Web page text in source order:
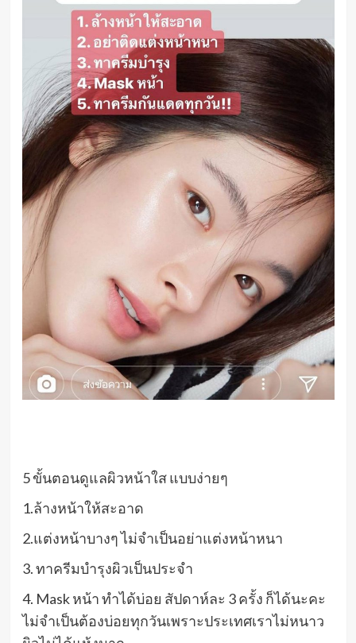
5 ขั้นตอนดูแลผิวหน้าใส แบบง่ายๆ
1.ล้างหน้าให้สะอาด
2.แต่งหน้าบางๆ ไม่จำเป็นอย่าแต่งหน้าหนา
3. ทาครีมบำรุงผิวเป็นประจำ
4. Mask หน้า ทำได้บ่อย สัปดาห์ละ 3 ครั้ง ก็ได้นะคะ
ไม่จำเป็นต้องบ่อยทุกวันเพราะประเทศเราไม่หนาว